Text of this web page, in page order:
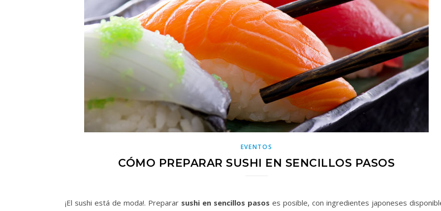
EVENTOS
CÓMO PREPARAR SUSHI EN SENCILLOS PASOS
¡El sushi está de moda!. Preparar sushi en sencillos pasos es posible, con ingredientes japoneses